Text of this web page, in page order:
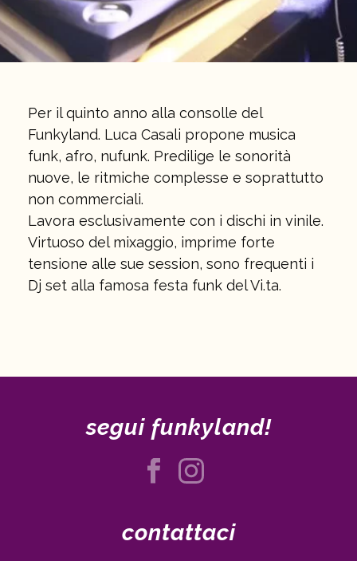
Per il quinto anno alla consolle del
Funkyland. Luca Casali propone musica
funk, afro, nufunk. Predilige le sonorità
nuove, le ritmiche complesse e soprattutto
non commerciali.
Lavora esclusivamente con i dischi in vinile.
Virtuoso del mixaggio, imprime forte
tensione alle sue session, sono frequenti i
Dj set alla famosa festa funk del Vi.ta.
segui funkyland!
contattaci